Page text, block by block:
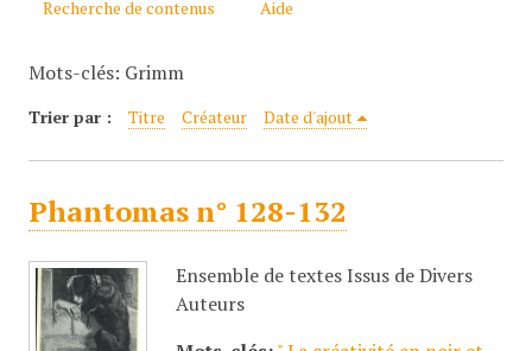
Recherche de contenus
Aide
Mots-clés: Grimm
Trier par : Titre Créateur Date d'ajout
Phantomas n° 128-132
Ensemble de textes Issus de Divers
Auteurs